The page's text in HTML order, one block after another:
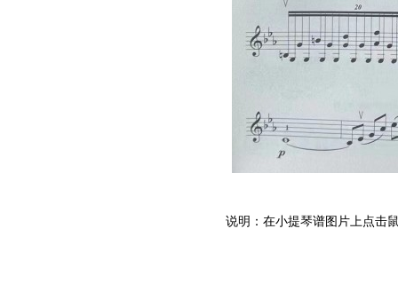
说明：在小提琴谱图片上点击